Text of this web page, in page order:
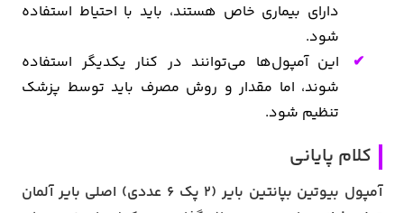
دارای بیماری خاص هستند، باید با احتیاط استفاده
شود.
این آمپول‌ها می‌توانند در کنار یکدیگر استفاده
شوند، اما مقدار و روش مصرف باید توسط پزشک
تنظیم شود.
کلام پایانی
آمپول بیوتین بپانتین بایر (۲ پک ۶ عددی) اصلی بایر آلمان